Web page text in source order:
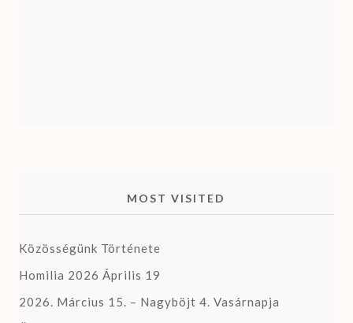
MOST VISITED
Közösségünk Története
Homilia 2026 Április 19
2026. Március 15. – Nagyböjt 4. Vasárnapja